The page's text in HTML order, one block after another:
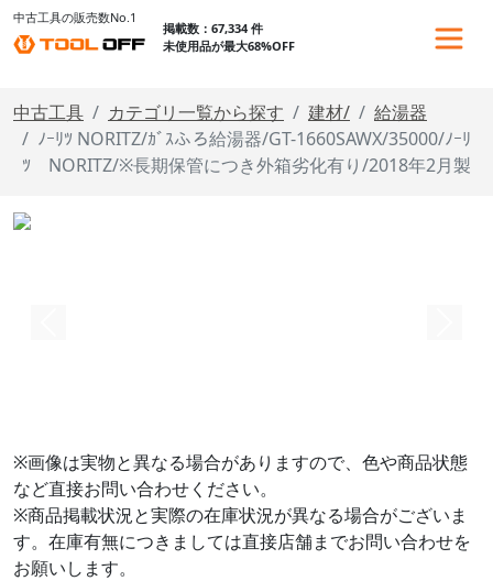
中古工具の販売数No.1
掲載数：67,334 件
未使用品が最大68%OFF
中古工具 カテゴリ一覧から探す 建材/
給湯器
ﾉｰﾘﾂ NORITZ/ｶﾞｽふろ給湯器/GT-1660SAWX/35000/ﾉｰﾘ
ﾂ NORITZ/※長期保管につき外箱劣化有り/2018年2月製
※画像は実物と異なる場合がありますので、色や商品状態
など直接お問い合わせください。
※商品掲載状況と実際の在庫状況が異なる場合がございま
す。在庫有無につきましては直接店舗までお問い合わせを
お願いします。